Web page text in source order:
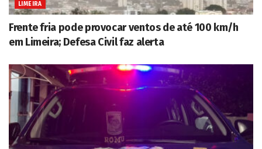
LIMEIRA
Frente fria pode provocar ventos de até 100 km/h
em Limeira; Defesa Civil faz alerta